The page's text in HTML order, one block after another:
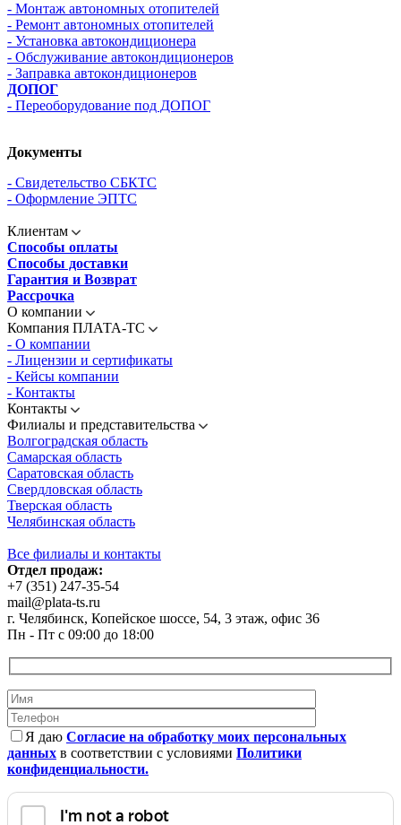
- Монтаж автономных отопителей
- Ремонт автономных отопителей
- Установка автокондиционера
- Обслуживание автокондиционеров
- Заправка автокондиционеров
ДОПОГ
- Переоборудование под ДОПОГ
Документы
- Свидетельство СБКТС
- Оформление ЭПТС
Клиентам
Способы оплаты
Способы доставки
Гарантия и Возврат
Рассрочка
О компании
Компания ПЛАТА-ТС
- О компании
- Лицензии и сертификаты
- Кейсы компании
- Контакты
Контакты
Филиалы и представительства
Волгоградская область
Самарская область
Саратовская область
Свердловская область
Тверская область
Челябинская область
Все филиалы и контакты
Отдел продаж:
+7 (351) 247-35-54
mail@plata-ts.ru
г. Челябинск, Копейское шоссе, 54, 3 этаж, офис 36
Пн - Пт с 09:00 до 18:00
Я даю Согласие на обработку моих персональных
данных в соответствии с условиями Политики
конфиденциальности.